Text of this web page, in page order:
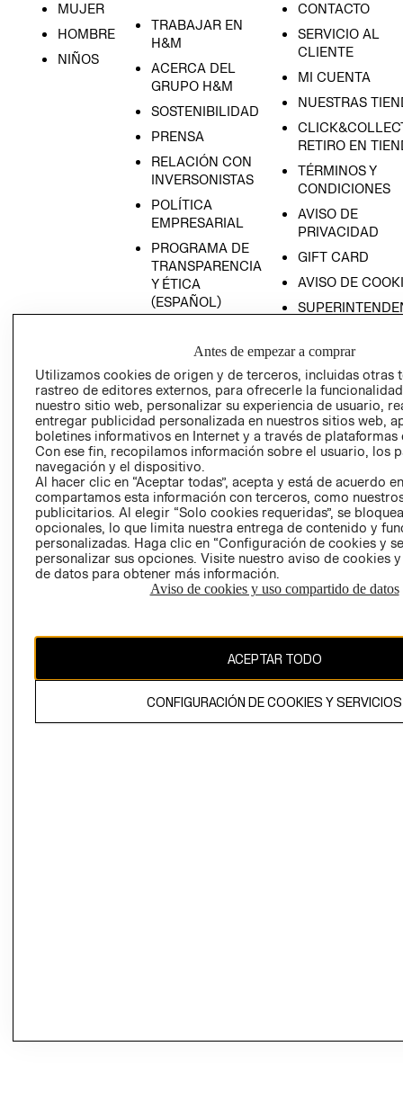
MUJER
HOMBRE
NIÑOS
TRABAJAR EN
H&M
ACERCA DEL
GRUPO H&M
SOSTENIBILIDAD
PRENSA
RELACIÓN CON
INVERSONISTAS
POLÍTICA
EMPRESARIAL
PROGRAMA DE
TRANSPARENCIA
Y ÉTICA
(ESPAÑOL)
TRANSPARENCIA
CONTACTO
SERVICIO AL
CLIENTE
MI CUENTA
NUESTRAS
RETIRO EN
TÉRMINOS Y
CONDICIONES
AVISO DE
PRIVACIDAD
GIFT CARD
AVISO DE
PETICIONES
QUEJAS Y
RECLAMOS
Colombia ($)
CAMBIAR REGIÓN
El contenido de esta página web está protegido por copyright y es
propiedad de H&M Hennes & Mauritz AB.
Antes de empezar a comprar
Utilizamos cookies de origen y de terceros, incluidas otras
rastreo de editores externos, para ofrecerle la
nuestro sitio web, personalizar su experiencia de usuario,
entregar publicidad personalizada en nuestros sitios web,
boletines informativos en Internet y a través de plataformas
Con ese fin, recopilamos información sobre el usuario, los
navegación y el dispositivo.
Al hacer clic en “Aceptar todas”, acepta y está de acuerdo
compartamos esta información con terceros, como
publicitarios. Al elegir “Solo cookies requeridas”, se
opcionales, lo que limita nuestra entrega de contenido y
personalizadas. Haga clic en “Configuración de cookies y
personalizar sus opciones. Visite nuestro aviso de cookies
de datos para obtener más información.
Aviso de cookies y uso compartido de datos
ACEPTAR TODO
CONFIGURACIÓN DE COOKIES Y SERVICIOS